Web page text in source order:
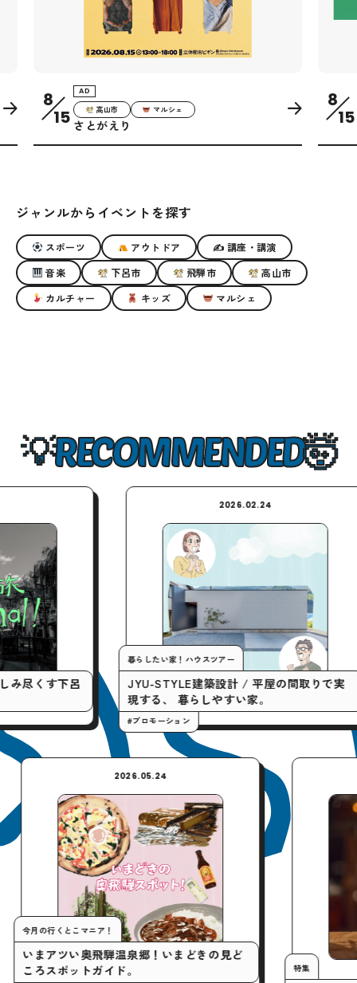
8
15 音楽 下呂市
葵鐘会 presents 下呂音楽祭 2026
9
ジャンルからイベントを探す
スポーツ アウトドア
✍ 講座・講演
音楽
下呂市 飛騨市
高山市
カルチャー
キッズ マルシェ
RECOMMENDED
呂
暮らしたい家！ハウスツアー
JYU-STYLE建築設計 / 平屋の間取りで実
現する、 暮らしやすい家。
#プロモーション
「
2026.05.24
今月の行くとこマニア！
いまアツい奥飛騨温泉郷！いまどきの見ど
ころスポットガイド。